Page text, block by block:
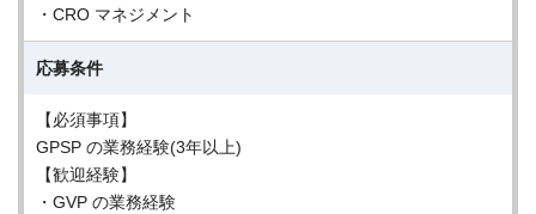
・CRO マネジメント
応募条件
【必須事項】
GPSP の業務経験(3年以上)
【歓迎経験】
・GVP の業務経験